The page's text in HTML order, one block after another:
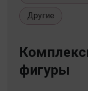
Другие
фигуры